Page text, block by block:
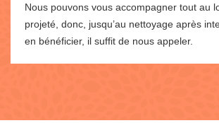
Nous pouvons vous accompagner tout au
projeté, donc, jusqu’au nettoyage après
en bénéficier, il suffit de nous appeler.